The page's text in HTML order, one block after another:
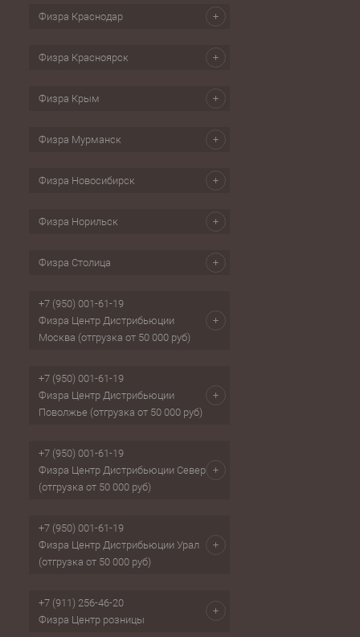
Физра Краснодар
Физра Красноярск
Физра Крым
Физра Мурманск
Физра Новосибирск
Физра Норильск
Физра Столица
+7 (950) 001-61-19
Физра Центр Дистрибьюции
Москва (отгрузка от 50 000 руб)
+7 (950) 001-61-19
Физра Центр Дистрибьюции
Поволжье (отгрузка от 50 000 руб)
+7 (950) 001-61-19
Физра Центр Дистрибьюции Север
(отгрузка от 50 000 руб)
+7 (950) 001-61-19
Физра Центр Дистрибьюции Урал
(отгрузка от 50 000 руб)
+7 (911) 256-46-20
Физра Центр розницы